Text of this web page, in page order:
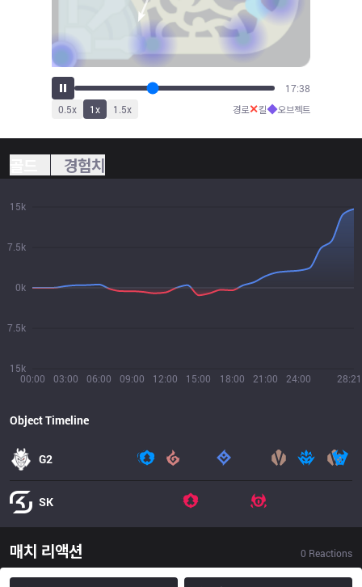
19:38
0.5x 1x 1.5x 경로✕킬◆오브젝트
경험치
00:00 03:00 06:00 09:00 12:00 15:00 18:00 21:00 24:00 28:21
15k
7.5k
0k
7.5k
15k
Object Timeline
G2
SK
매치 리액션 0 Reactions